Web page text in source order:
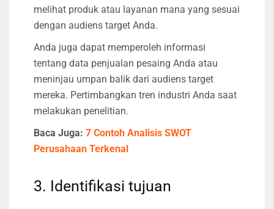
melihat produk atau layanan mana yang sesuai
dengan audiens target Anda.
Anda juga dapat memperoleh informasi
tentang data penjualan pesaing Anda atau
meninjau umpan balik dari audiens target
mereka. Pertimbangkan tren industri Anda saat
melakukan penelitian.
Baca Juga: 7 Contoh Analisis SWOT
Perusahaan Terkenal
3. Identifikasi tujuan